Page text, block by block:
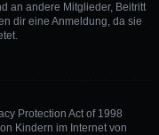
an andere Mitglieder, Beitritt
dir eine Anmeldung, da sie
Protection Act of 1998
Kindern im Internet von